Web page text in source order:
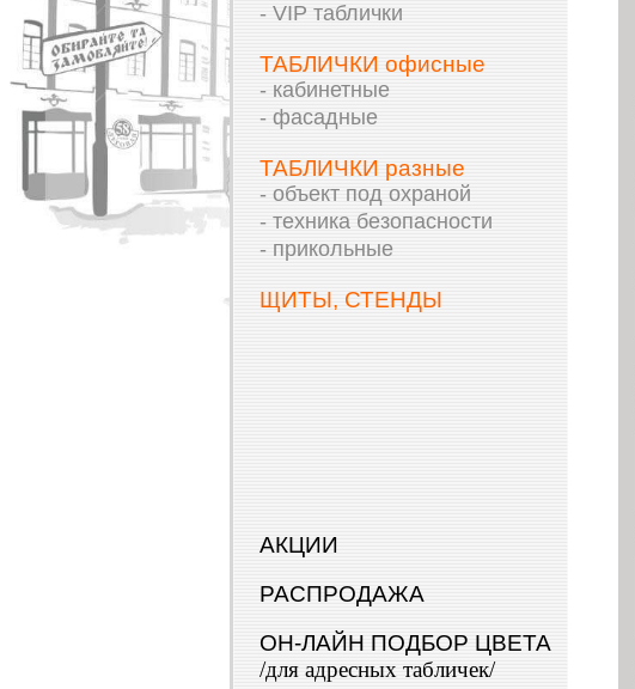
- VIP таблички
ТАБЛИЧКИ офисные
- кабинетные
- фасадные
ТАБЛИЧКИ разные
- объект под охраной
- техника безопасности
- прикольные
ЩИТЫ, СТЕНДЫ
АКЦИИ
РАСПРОДАЖА
ОН-ЛАЙН ПОДБОР ЦВЕТА
/для адресных табличек/